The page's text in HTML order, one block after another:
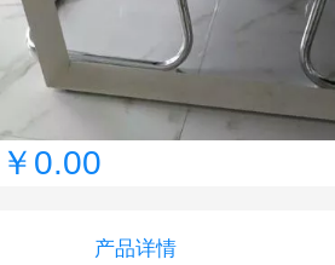
二手家具回收
￥0.00
产品详情